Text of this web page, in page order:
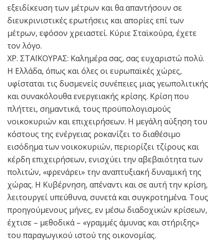
εξειδίκευση των μέτρων και θα απαντήσουν σε
διευκρινιστικές ερωτήσεις και απορίες επί των
μέτρων, εφόσον χρειαστεί. Κύριε Σταϊκούρα, έχετε
τον λόγο.
ΧΡ. ΣΤΑΪΚΟΥΡΑΣ: Καλημέρα σας, σας ευχαριστώ πολύ.
Η Ελλάδα, όπως και όλες οι ευρωπαϊκές χώρες,
υφίσταται τις δυσμενείς συνέπειες μιας γεωπολιτικής
και συνακόλουθα ενεργειακής κρίσης. Κρίση που
πλήττει, σημαντικά, τους προϋπολογισμούς
νοικοκυριών και επιχειρήσεων. Η μεγάλη αύξηση του
κόστους της ενέργειας ροκανίζει το διαθέσιμο
εισόδημα των νοικοκυριών, περιορίζει τζίρους και
κέρδη επιχειρήσεων, ενισχύει την αβεβαιότητα των
πολιτών, «φρενάρει» την αναπτυξιακή δυναμική της
χώρας. Η Κυβέρνηση, απέναντι και σε αυτή την κρίση,
λειτουργεί υπεύθυνα, συνετά και συγκροτημένα. Τους
προηγούμενους μήνες, εν μέσω διαδοχικών κρίσεων,
έχτισε – μεθοδικά – «γραμμές άμυνας και στήριξης»
του παραγωγικού ιστού της οικονομίας.